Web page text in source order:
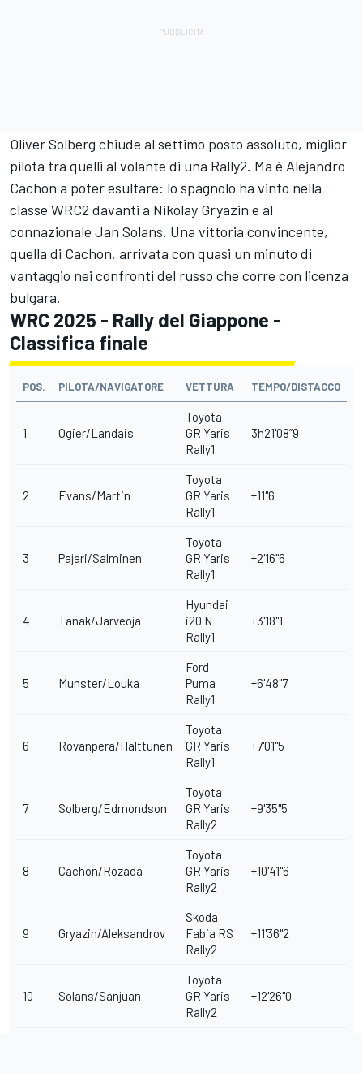
Oliver Solberg chiude al settimo posto assoluto, miglior
pilota tra quelli al volante di una Rally2. Ma è Alejandro
Cachon a poter esultare: lo spagnolo ha vinto nella
classe WRC2 davanti a Nikolay Gryazin e al
connazionale Jan Solans. Una vittoria convincente,
quella di Cachon, arrivata con quasi un minuto di
vantaggio nei confronti del russo che corre con licenza
bulgara.
WRC 2025 - Rally del Giappone -
Classifica finale
POS. PILOTA/NAVIGATORE VETTURA TEMPO/DISTACCO
1 Ogier/Landais
Toyota
GR Yaris
Rally1
3h21'08”9
2 Evans/Martin
Toyota
GR Yaris
Rally1
+11"6
3 Pajari/Salminen
Toyota
GR Yaris
Rally1
+2'16"6
4 Tanak/Jarveoja
Hyundai
i20 N
Rally1
+3'18"1
5 Munster/Louka
Ford
Puma
Rally1
+6'48"7
6 Rovanpera/Halttunen
Toyota
GR Yaris
Rally1
+7'01"5
7 Solberg/Edmondson
Toyota
GR Yaris
Rally2
+9'35"5
8 Cachon/Rozada
Toyota
GR Yaris
Rally2
+10'41"6
9 Gryazin/Aleksandrov
Skoda
Fabia RS
Rally2
+11'36"2
10 Solans/Sanjuan
Toyota
GR Yaris
Rally2
+12'26"0